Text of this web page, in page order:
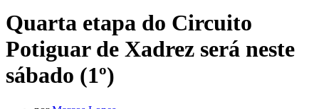
Quarta etapa do Circuito
Potiguar de Xadrez será neste
sábado (1º)